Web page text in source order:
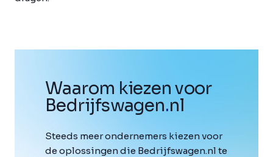
Waarom kiezen voor
Bedrijfswagen.nl
Steeds meer ondernemers kiezen voor
de oplossingen die Bedrijfswagen.nl te